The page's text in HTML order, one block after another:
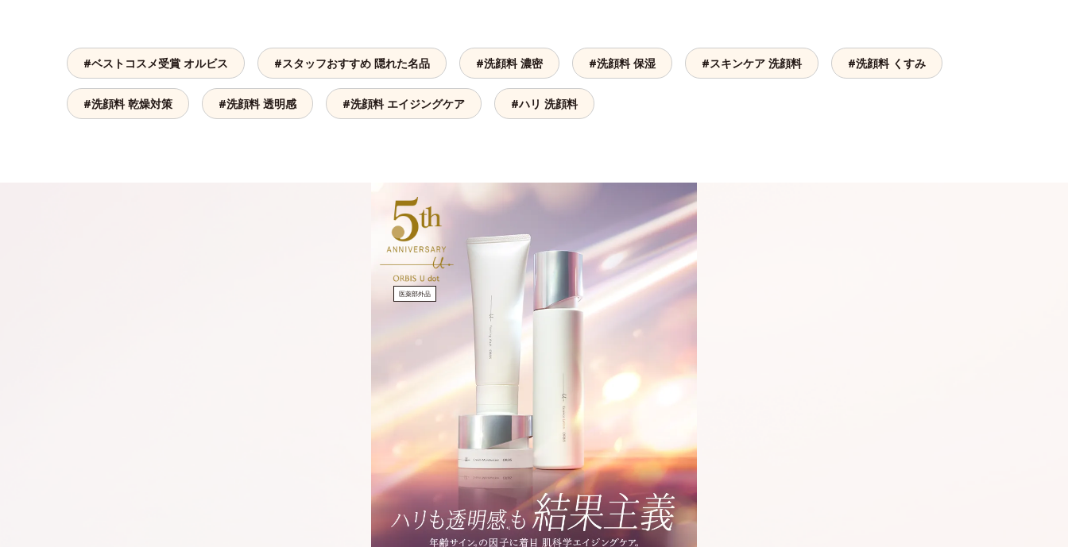
#ベストコスメ受賞 オルビス #スタッフおすすめ 隠れた名品 #洗顔料 濃密 #洗顔料 保湿 #スキンケア 洗顔料 #洗顔料 くすみ
#洗顔料 乾燥対策 #洗顔料 透明感 #洗顔料 エイジングケア #ハリ 洗顔料
医薬部外品